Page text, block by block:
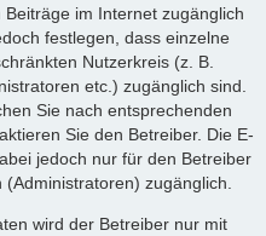
im Internet zugänglich
festlegen, dass einzelne
Nutzerkreis (z. B.
etc.) zugänglich sind.
Sie nach entsprechenden
Sie den Betreiber. Die E-
jedoch nur für den Betreiber
zugänglich.
wird der Betreiber nur mit